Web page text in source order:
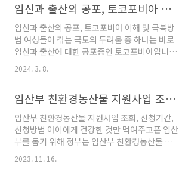
가옵니다. 특히 임산부의 태반과 모유에서까지
미세 플라스틱이 발견되며, 미래 세대의 건강까
지 위협하고 있다는 사실이 밝혀졌습니다. 미세
플라스틱 제거를 위해서 물을 끓여 미세 플라스
틱 제거 가능 그러나 희망적인 소식도 있습니다.
중국 광저우 지난대의 에디 쩡 교수팀이 수행한
노·미세 플라스틱을 최대 90%까지 제거할 수 있
다고 합니다. 연구팀은 탄산칼슘 성분이 포함된
수돗물을 끓이면..
임신과 출산의 공포, 토코포비아 이해 및 극복방법
임신과 출산의 공포, 토코포비아 이해 및 극복방
법 여성들이 겪는 극도의 두려움 중 하나는 바로
임신과 출산에 대한 공포증인 토코포비아입니다.
경제적 부담이 저출산의 주요 원인으로 지목되고
있지만, 임신과 출산에 대한 본능적이고 심리적
요한 이유 중 하나입니다. 토코포비아는 단순한
두려움을 넘어서 여성들의 삶에 심각한 영향을
미치는 공포증입니다. 토코포비아 제대로 이해하
기 토코포비아의 두 가지 유형 토코포비아에는
크게 두 가지 유형이 있습니다. 일차성 토코포비
아는 임신 경험이 없는 사람에게서 발생하는 경
2024. 3. 8.
임산부 친환경농산물 지원사업 조회, 신청기간, 신청방법
임산부 친환경농산물 지원사업 조회, 신청기간,
신청방법 아이에게 건강한 것만 먹여주고픈 임산
부를 돕기 위해 정부는 임산부 친환경농산물 지
원사업을 만들었습니다. 이번 글에서는 임산부
친환경농산물 지원사업의 소개와 조회 및 신청
2023. 11. 16.